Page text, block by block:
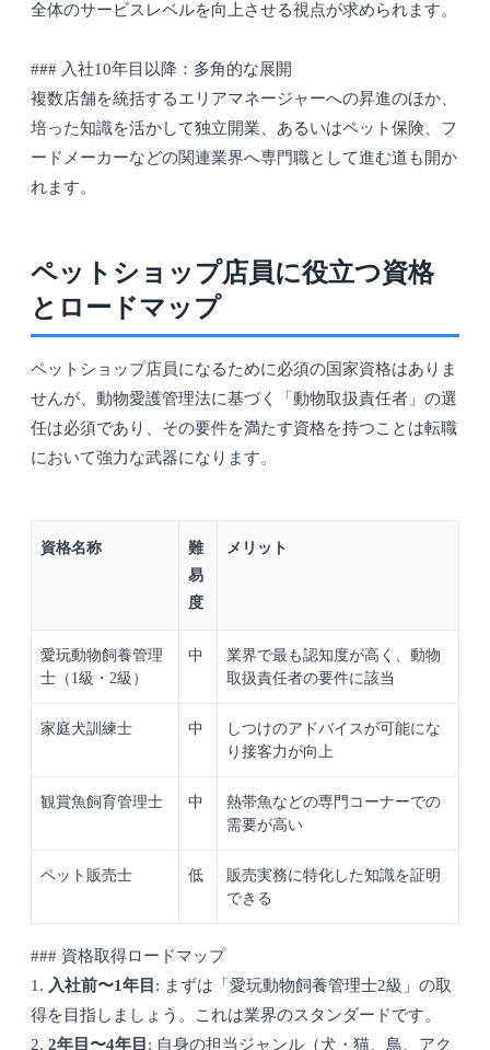
全体のサービスレベルを向上させる視点が求められます。
### 入社10年目以降：多角的な展開
複数店舗を統括するエリアマネージャーへの昇進のほか、
培った知識を活かして独立開業、あるいはペット保険、フ
ードメーカーなどの関連業界へ専門職として進む道も開か
れます。
ペットショップ店員に役立つ資格
とロードマップ
ペットショップ店員になるために必須の国家資格はありま
せんが、動物愛護管理法に基づく「動物取扱責任者」の選
任は必須であり、その要件を満たす資格を持つことは転職
において強力な武器になります。
資格名称
難
易
度
メリット
愛玩動物飼養管理
士（1級・2級）
中
業界で最も認知度が高く、動物
取扱責任者の要件に該当
家庭犬訓練士 中
しつけのアドバイスが可能にな
り接客力が向上
観賞魚飼育管理士 中
熱帯魚などの専門コーナーでの
需要が高い
ペット販売士 低
販売実務に特化した知識を証明
できる
### 資格取得ロードマップ
1. 入社前〜1年目 : まずは「愛玩動物飼養管理士2級」の取
得を目指しましょう。これは業界のスタンダードです。
2. 2年目〜4年目 : 自身の担当ジャンル（犬・猫、鳥、アク